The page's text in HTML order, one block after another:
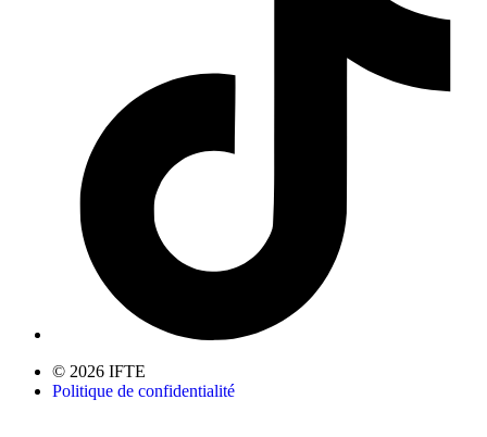
© 2026 IFTE
Politique de confidentialité